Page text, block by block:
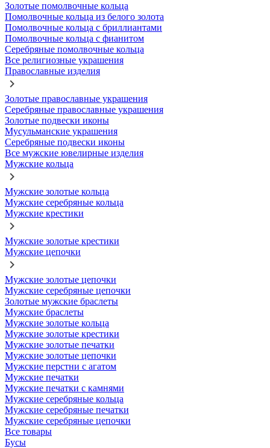
Золотые помолвочные кольца
Помолвочные кольца из белого золота
Помолвочные кольца с бриллиантами
Помолвочные кольца с фианитом
Серебряные помолвочные кольца
Все религиозные украшения
Православные изделия
Золотые православные украшения
Серебряные православные украшения
Золотые подвески иконы
Мусульманские украшения
Серебряные подвески иконы
Все мужские ювелирные изделия
Мужские кольца
Мужские золотые кольца
Мужские серебряные кольца
Мужские крестики
Мужские золотые крестики
Мужские цепочки
Мужские золотые цепочки
Мужские серебряные цепочки
Золотые мужские браслеты
Мужские браслеты
Мужские золотые кольца
Мужские золотые крестики
Мужские золотые печатки
Мужские золотые цепочки
Мужские перстни с агатом
Мужские печатки
Мужские печатки с камнями
Мужские серебряные кольца
Мужские серебряные печатки
Мужские серебряные цепочки
Все товары
Бусы